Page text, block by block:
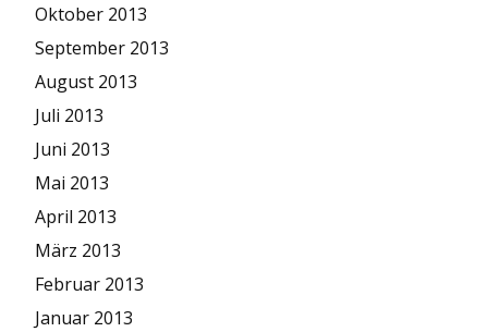
Oktober 2013
September 2013
August 2013
Juli 2013
Juni 2013
Mai 2013
April 2013
März 2013
Februar 2013
Januar 2013